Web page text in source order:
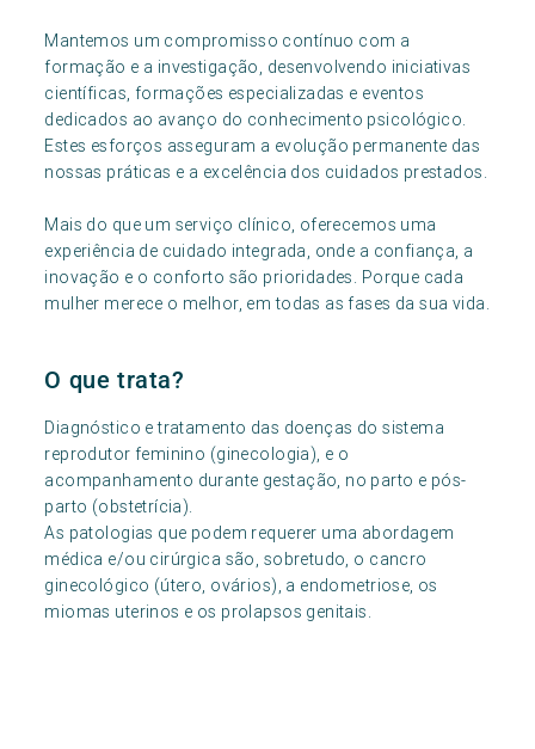
Mantemos um compromisso contínuo com a
formação e a investigação, desenvolvendo iniciativas
científicas, formações especializadas e eventos
dedicados ao avanço do conhecimento psicológico.
Estes esforços asseguram a evolução permanente das
nossas práticas e a excelência dos cuidados prestados.
Mais do que um serviço clínico, oferecemos uma
experiência de cuidado integrada, onde a confiança, a
inovação e o conforto são prioridades. Porque cada
mulher merece o melhor, em todas as fases da sua vida.
O que trata?
Diagnóstico e tratamento das doenças do sistema
reprodutor feminino (ginecologia), e o
acompanhamento durante gestação, no parto e pós-
parto (obstetrícia).
As patologias que podem requerer uma abordagem
médica e/ou cirúrgica são, sobretudo, o cancro
ginecológico (útero, ovários), a endometriose, os
miomas uterinos e os prolapsos genitais.